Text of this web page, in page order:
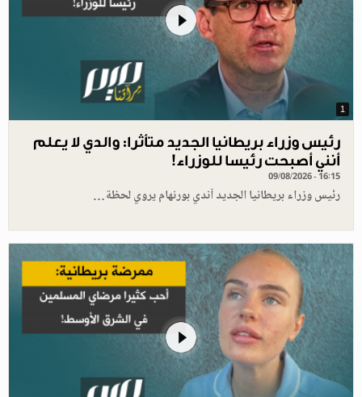
1
رئيس وزراء بريطانيا الجديد متأثرا: والدي لا يعلم
أنني أصبحت رئيسا للوزراء!
09/08/2026 - 16:15
رئيس وزراء بريطانيا الجديد آندي بورنهام يروي لحظة…